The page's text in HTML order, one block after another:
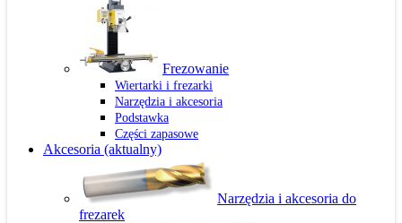
Frezowanie
Wiertarki i frezarki
Narzędzia i akcesoria
Podstawka
Części zapasowe
Akcesoria (aktualny)
Narzędzia i akcesoria do
frezarek